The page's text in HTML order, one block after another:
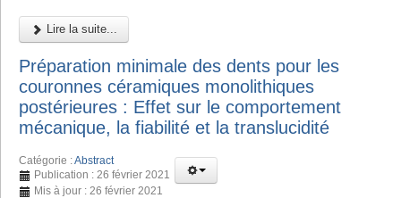
Lire la suite...
Préparation minimale des dents pour les
couronnes céramiques monolithiques
postérieures : Effet sur le comportement
mécanique, la fiabilité et la translucidité
Catégorie :Abstract
Publication : 26 février 2021
Mis à jour : 26 février 2021